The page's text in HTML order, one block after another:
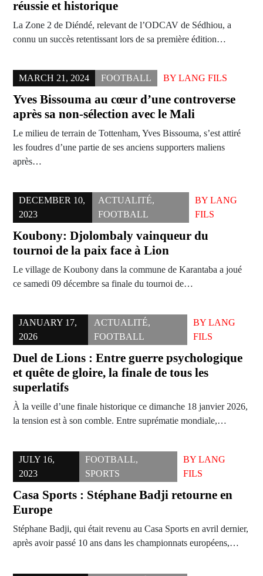
réussie et historique
La Zone 2 de Diéndé, relevant de l’ODCAV de Sédhiou, a
connu un succès retentissant lors de sa première édition…
MARCH 21, 2024 FOOTBALL BY LANG FILS
Yves Bissouma au cœur d’une controverse
après sa non-sélection avec le Mali
Le milieu de terrain de Tottenham, Yves Bissouma, s’est attiré
les foudres d’une partie de ses anciens supporters maliens
après…
DECEMBER 10,
2023
ACTUALITÉ,
FOOTBALL
BY LANG
FILS
Koubony: Djolombaly vainqueur du
tournoi de la paix face à Lion
Le village de Koubony dans la commune de Karantaba a joué
ce samedi 09 décembre sa finale du tournoi de…
JANUARY 17,
2026
ACTUALITÉ,
FOOTBALL
BY LANG
FILS
Duel de Lions : Entre guerre psychologique
et quête de gloire, la finale de tous les
superlatifs
À la veille d’une finale historique ce dimanche 18 janvier 2026,
la tension est à son comble. Entre suprématie mondiale,…
JULY 16,
2023
FOOTBALL,
SPORTS
BY LANG
FILS
Casa Sports : Stéphane Badji retourne en
Europe
Stéphane Badji, qui était revenu au Casa Sports en avril dernier,
après avoir passé 10 ans dans les championnats européens,…